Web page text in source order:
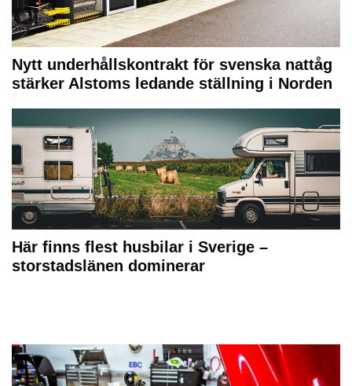
Nytt underhållskontrakt för svenska nattåg
stärker Alstoms ledande ställning i Norden
Här finns flest husbilar i Sverige –
storstadslänen dominerar